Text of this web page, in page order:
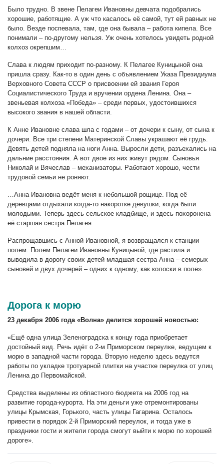
Было трудно. В звене Пелагеи Ивановны девчата подобрались
хорошие, работящие. А уж что касалось её самой, тут ей равных не
было. Везде поспевала, там, где она бывала – работа кипела. Все
понимали – по-другому нельзя. Уж очень хотелось увидеть родной
колхоз окрепшим…
Слава к людям приходит по-разному. К Пелагее Куницыной она
пришла сразу. Как-то в один день с объявлением Указа Президиума
Верховного Совета СССР о присвоении ей звания Героя
Социалистического Труда и вручении ордена Ленина. Она –
звеньевая колхоза «Победа» – среди первых, удостоившихся
высокого звания в нашей области.
К Анне Ивановне слава шла с годами – от дочери к сыну, от сына к
дочери. Все три степени Материнской Славы украшают её грудь.
Девять детей подняла на ноги Анна. Выросли дети, разъехались на
дальние расстояния. А вот двое из них живут рядом. Сыновья
Николай и Вячеслав – механизаторы. Работают хорошо, чести
трудовой семьи не роняют.
…Анна Ивановна ведёт меня к небольшой рощице. Под её
деревцами отдыхали когда-то накоротке девушки, когда были
молодыми. Теперь здесь сельское кладбище, и здесь похоронена
её старшая сестра Пелагея.
Распрощавшись с Анной Ивановной, я возвращался к станции
полем. Полем Пелагеи Ивановны Куницыной, где растила и
выводила в дорогу своих детей младшая сестра Анна – семерых
сыновей и двух дочерей – одних к одному, как колоски в поле».
Дорога к морю
23 декабря 2006 года «Волна» делится хорошей новостью:
«Ещё одна улица Зеленоградска к концу года приобретает
достойный вид. Речь идёт о 2-м Приморском переулке, ведущем к
морю в западной части города. Вторую неделю здесь ведутся
работы по укладке тротуарной плитки на участке переулка от улиц
Ленина до Первомайской.
Средства выделены из областного бюджета на 2006 год на
развитие города-курорта. На эти деньги уже отремонтированы
улицы Крымская, Горького, часть улицы Гагарина. Осталось
привести в порядок 2-й Приморский переулок, и тогда уже в
праздники гости и жители города смогут выйти к морю по хорошей
дороге».